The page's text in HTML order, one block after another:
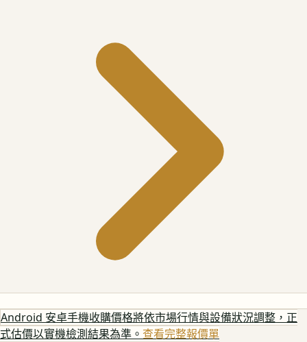
Android 安卓手機收購價格將依市場行情與設備狀況調整，正
式估價以實機檢測結果為準。 查看完整報價單